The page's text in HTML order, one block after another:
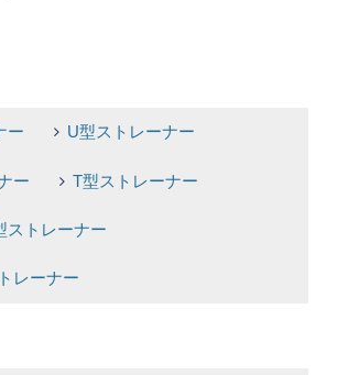
ー U型ストレーナー
ー T型ストレーナー
ストレーナー
レーナー